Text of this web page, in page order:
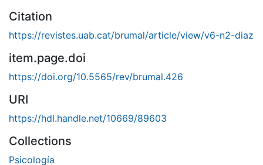
Citation
https://revistes.uab.cat/brumal/article/view/v6-n2-diaz
item.page.doi
https://doi.org/10.5565/rev/brumal.426
URI
https://hdl.handle.net/10669/89603
Collections
Psicología